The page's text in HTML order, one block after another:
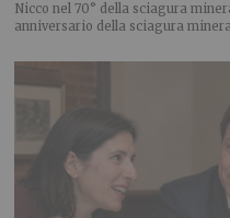
Nicco nel 70° della sciagura
anniversario della sciagura